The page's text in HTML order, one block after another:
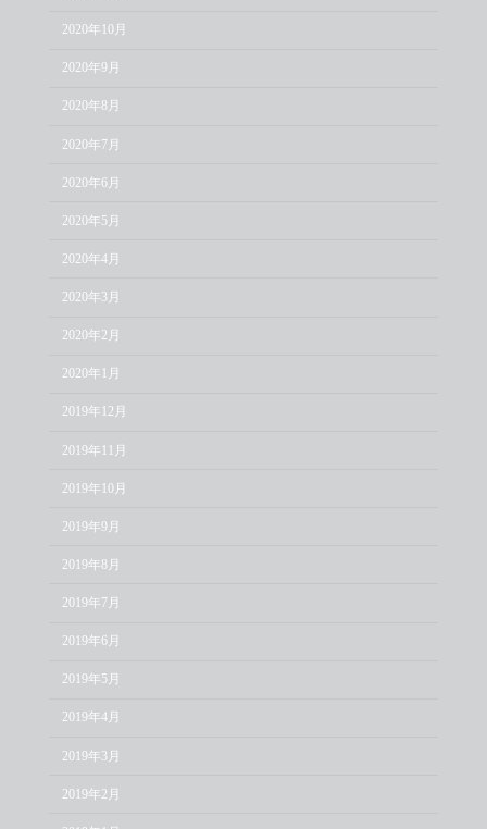
2020年10月
2020年9月
2020年8月
2020年7月
2020年6月
2020年5月
2020年4月
2020年3月
2020年2月
2020年1月
2019年12月
2019年11月
2019年10月
2019年9月
2019年8月
2019年7月
2019年6月
2019年5月
2019年4月
2019年3月
2019年2月